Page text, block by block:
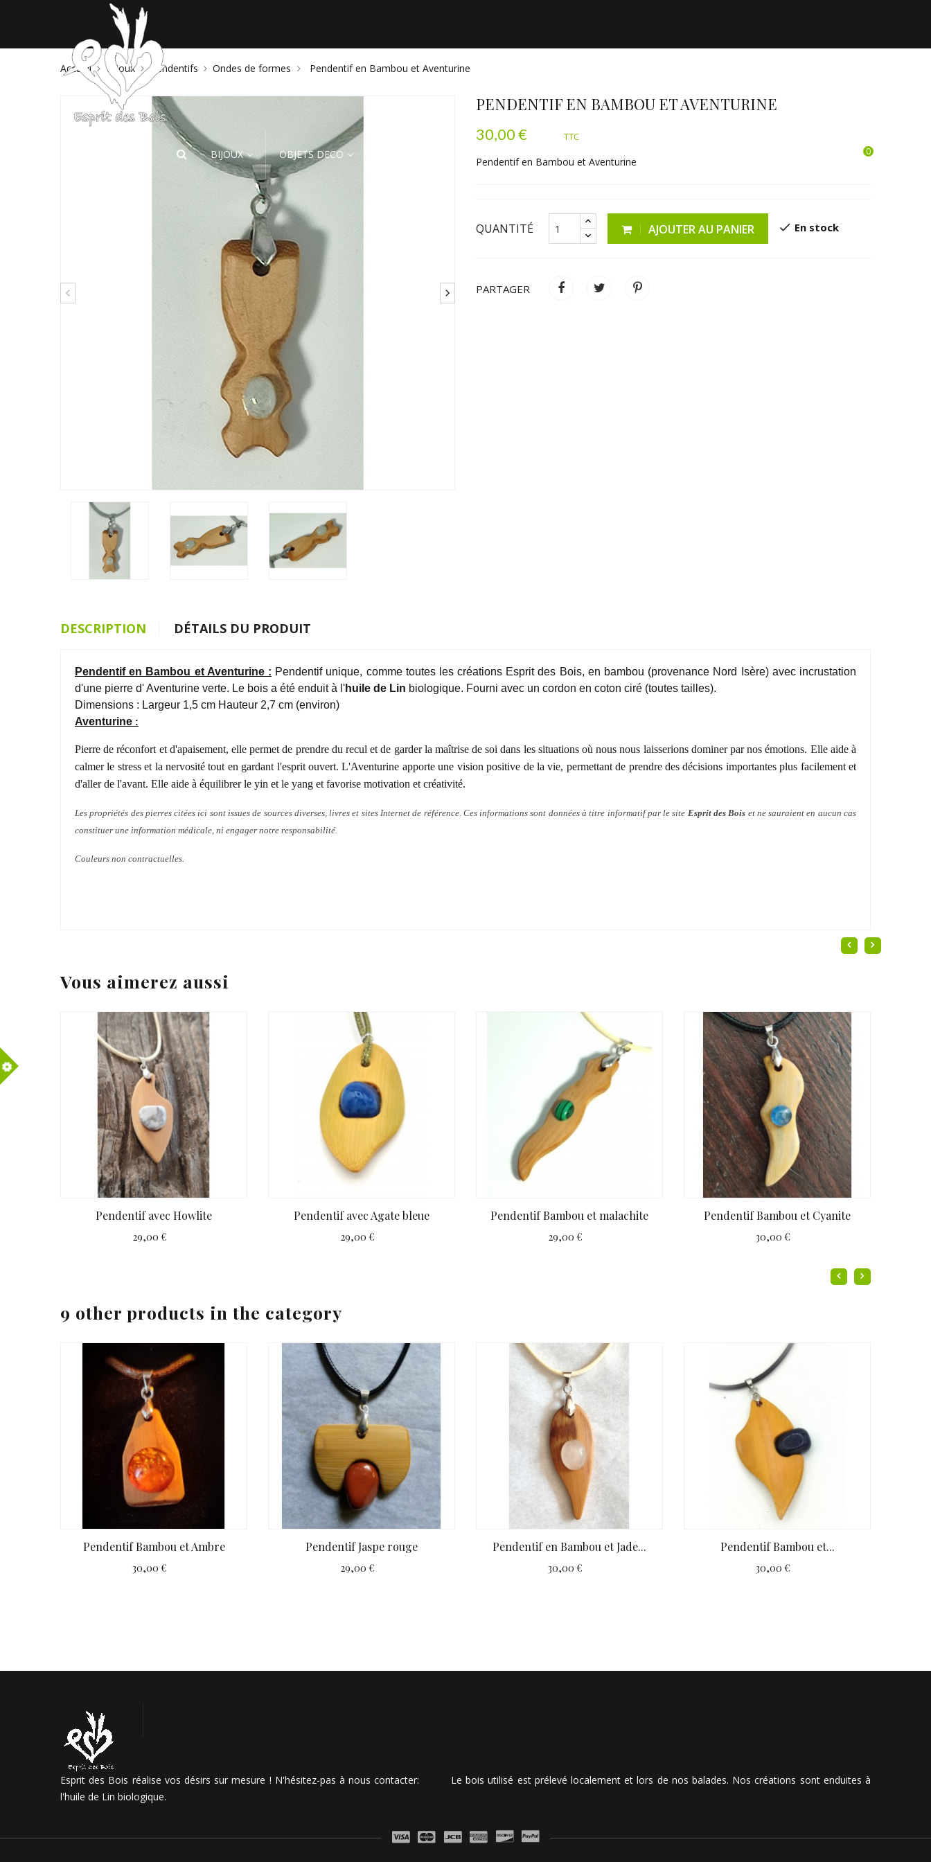
0
BIJOUX OBJETS DECO
Accueil Bijoux Pendentifs Ondes de formes Pendentif en Bambou et Aventurine
PENDENTIF EN BAMBOU ET AVENTURINE
30,00 € TTC
Pendentif en Bambou et Aventurine
QUANTITÉ AJOUTER AU PANIER check En stock
PARTAGER
DESCRIPTION DÉTAILS DU PRODUIT
Pendentif en Bambou et Aventurine: Pendentif unique, comme toutes les créations Esprit des Bois, en bambou (provenance Nord Isère) avec incrustation
d'une pierre d' Aventurine verte. Le bois a été enduit à l'huile de Lin biologique. Fourni avec un cordon en coton ciré (toutes tailles).
Dimensions : Largeur 1,5 cm Hauteur 2,7 cm (environ)
Aventurine :
Pierre de réconfort et d'apaisement, elle permet de prendre du recul et de garder la maîtrise de soi dans les situations où nous nous laisserions dominer par nos émotions. Elle aide à
calmer le stress et la nervosité tout en gardant l'esprit ouvert. L'Aventurine apporte une vision positive de la vie, permettant de prendre des décisions importantes plus facilement et
d'aller de l'avant. Elle aide à équilibrer le yin et le yang et favorise motivation et créativité.
Les propriétés des pierres citées ici sont issues de sources diverses, livres et sites Internet de référence. Ces informations sont données à titre informatif par le site Esprit des Bois et ne sauraient en aucun cas
constituer une information médicale, ni engager notre responsabilité.
Couleurs non contractuelles.
Vous aimerez aussi
Pendentif avec Howlite
29,00 €
Pendentif avec Agate bleue
29,00 €
Pendentif Bambou et malachite
29,00 €
Pendentif Bambou et Cyanite
30,00 €
9 other products in the category
Pendentif Bambou et Ambre
30,00 €
Pendentif Jaspe rouge
29,00 €
Pendentif en Bambou et Jade...
30,00 €
Pendentif Bambou et...
30,00 €
Esprit des Bois réalise vos désirs sur mesure ! N'hésitez-pas à nous contacter:
Le bois utilisé est prélevé localement et lors de nos balades. Nos créations sont enduites à
l'huile de Lin biologique.